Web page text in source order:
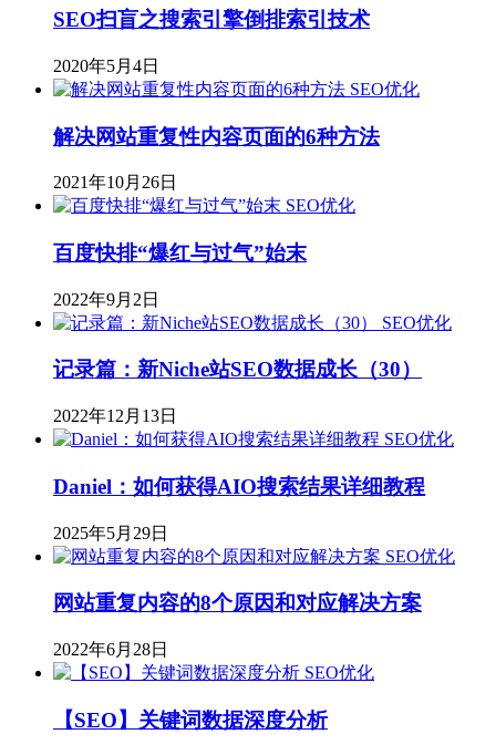
SEO扫盲之搜索引擎倒排索引技术
2020年5月4日
SEO优化
解决网站重复性内容页面的6种方法
2021年10月26日
SEO优化
百度快排“爆红与过气”始末
2022年9月2日
SEO优化
记录篇：新Niche站SEO数据成长（30）
2022年12月13日
SEO优化
Daniel：如何获得AIO搜索结果详细教程
2025年5月29日
SEO优化
网站重复内容的8个原因和对应解决方案
2022年6月28日
SEO优化
【SEO】关键词数据深度分析